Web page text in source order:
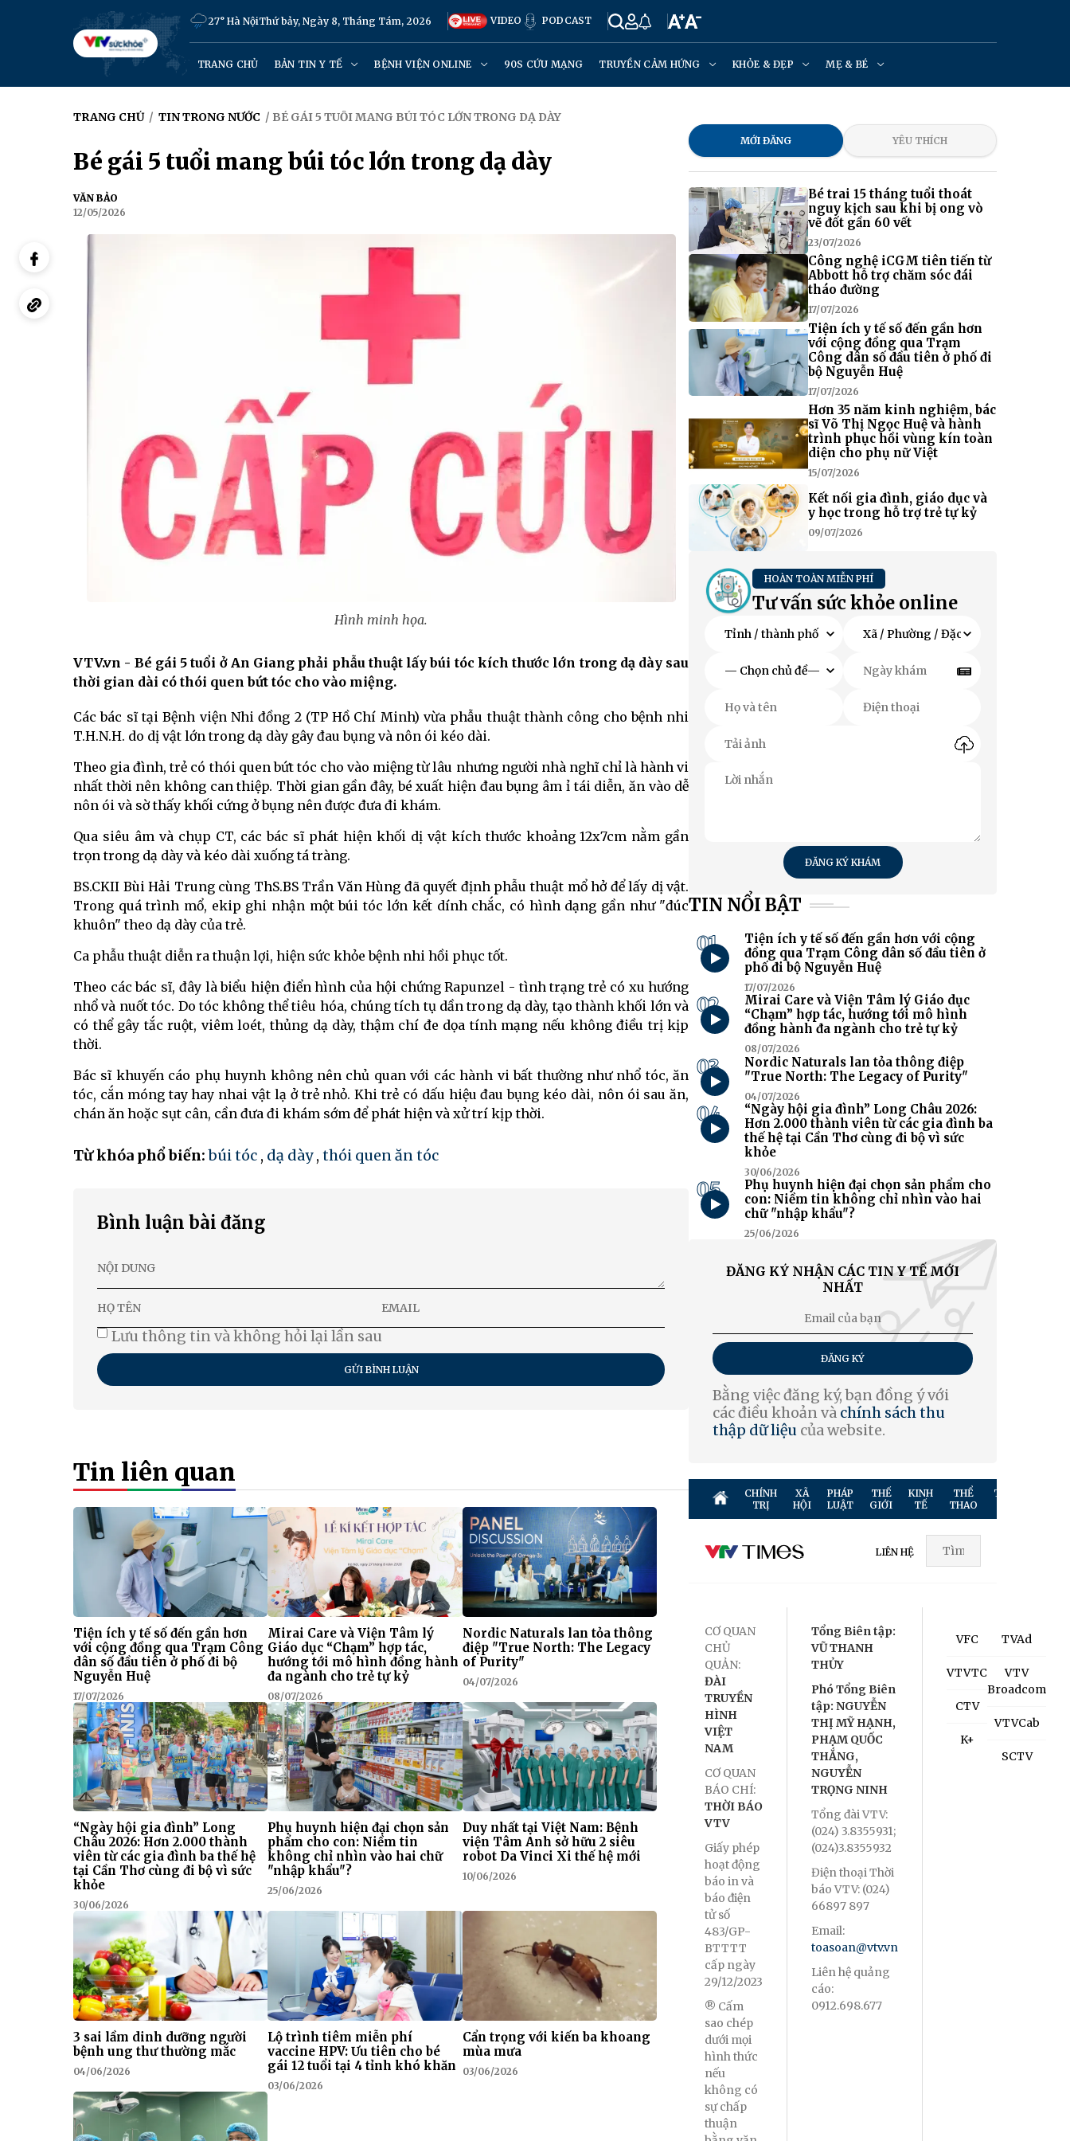
27° Hà NộiThứ bảy, Ngày 8, Tháng Tám, 2026 VIDEO PODCAST
TRANG CHỦ BẢN TIN Y TẾ BỆNH VIỆN ONLINE 90S CỨU MẠNG TRUYỀN CẢM HỨNG KHỎE & ĐẸP MẸ & BÉ
TRANG CHỦ / TIN TRONG NƯỚC / BÉ GÁI 5 TUỔI MANG BÚI TÓC LỚN TRONG DẠ DÀY
Bé gái 5 tuổi mang búi tóc lớn trong dạ dày
VĂN BẢO
12/05/2026
Hình minh họa.
VTV.vn - Bé gái 5 tuổi ở An Giang phải phẫu thuật lấy búi tóc kích thước lớn trong dạ dày sau
thời gian dài có thói quen bứt tóc cho vào miệng.
Các bác sĩ tại Bệnh viện Nhi đồng 2 (TP Hồ Chí Minh) vừa phẫu thuật thành công cho bệnh nhi
T.H.N.H. do dị vật lớn trong dạ dày gây đau bụng và nôn ói kéo dài.
Theo gia đình, trẻ có thói quen bứt tóc cho vào miệng từ lâu nhưng người nhà nghĩ chỉ là hành vi
nhất thời nên không can thiệp. Thời gian gần đây, bé xuất hiện đau bụng âm ỉ tái diễn, ăn vào dễ
nôn ói và sờ thấy khối cứng ở bụng nên được đưa đi khám.
Qua siêu âm và chụp CT, các bác sĩ phát hiện khối dị vật kích thước khoảng 12x7cm nằm gần
trọn trong dạ dày và kéo dài xuống tá tràng.
BS.CKII Bùi Hải Trung cùng ThS.BS Trần Văn Hùng đã quyết định phẫu thuật mổ hở để lấy dị vật.
Trong quá trình mổ, ekip ghi nhận một búi tóc lớn kết dính chắc, có hình dạng gần như "đúc
khuôn" theo dạ dày của trẻ.
Ca phẫu thuật diễn ra thuận lợi, hiện sức khỏe bệnh nhi hồi phục tốt.
Theo các bác sĩ, đây là biểu hiện điển hình của hội chứng Rapunzel - tình trạng trẻ có xu hướng
nhổ và nuốt tóc. Do tóc không thể tiêu hóa, chúng tích tụ dần trong dạ dày, tạo thành khối lớn và
có thể gây tắc ruột, viêm loét, thủng dạ dày, thậm chí đe dọa tính mạng nếu không điều trị kịp
thời.
Bác sĩ khuyến cáo phụ huynh không nên chủ quan với các hành vi bất thường như nhổ tóc, ăn
tóc, cắn móng tay hay nhai vật lạ ở trẻ nhỏ. Khi trẻ có dấu hiệu đau bụng kéo dài, nôn ói sau ăn,
chán ăn hoặc sụt cân, cần đưa đi khám sớm để phát hiện và xử trí kịp thời.
Từ khóa phổ biến:búi tóc , dạ dày, thói quen ăn tóc
Bình luận bài đăng
Lưu thông tin và không hỏi lại lần sau
GỬI BÌNH LUẬN
Tin liên quan
Tiện ích y tế số đến gần hơn
với cộng đồng qua Trạm Công
dân số đầu tiên ở phố đi bộ
Nguyễn Huệ
17/07/2026
Mirai Care và Viện Tâm lý
Giáo dục “Chạm” hợp tác,
hướng tới mô hình đồng hành
đa ngành cho trẻ tự kỷ
08/07/2026
Nordic Naturals lan tỏa thông
điệp "True North: The Legacy
of Purity"
04/07/2026
“Ngày hội gia đình” Long
Châu 2026: Hơn 2.000 thành
viên từ các gia đình ba thế hệ
tại Cần Thơ cùng đi bộ vì sức
khỏe
30/06/2026
Phụ huynh hiện đại chọn sản
phẩm cho con: Niềm tin
không chỉ nhìn vào hai chữ
"nhập khẩu"?
25/06/2026
Duy nhất tại Việt Nam: Bệnh
viện Tâm Anh sở hữu 2 siêu
robot Da Vinci Xi thế hệ mới
10/06/2026
3 sai lầm dinh dưỡng người
bệnh ung thư thường mắc
04/06/2026
Lộ trình tiêm miễn phí
vaccine HPV: Ưu tiên cho bé
gái 12 tuổi tại 4 tỉnh khó khăn
03/06/2026
Cẩn trọng với kiến ba khoang
mùa mưa
03/06/2026
MỚI ĐĂNG YÊU THÍCH
Bé trai 15 tháng tuổi thoát
nguy kịch sau khi bị ong vò
vẽ đốt gần 60 vết
23/07/2026
Công nghệ iCGM tiên tiến từ
Abbott hỗ trợ chăm sóc đái
tháo đường
17/07/2026
Tiện ích y tế số đến gần hơn
với cộng đồng qua Trạm
Công dân số đầu tiên ở phố đi
bộ Nguyễn Huệ
17/07/2026
Hơn 35 năm kinh nghiệm, bác
sĩ Võ Thị Ngọc Huệ và hành
trình phục hồi vùng kín toàn
diện cho phụ nữ Việt
15/07/2026
Kết nối gia đình, giáo dục và
y học trong hỗ trợ trẻ tự kỷ
09/07/2026
HOÀN TOÀN MIỄN PHÍ
Tư vấn sức khỏe online
ĐĂNG KÝ KHÁM
TIN NỔI BẬT
01
Tiện ích y tế số đến gần hơn với cộng
đồng qua Trạm Công dân số đầu tiên ở
phố đi bộ Nguyễn Huệ
17/07/2026
02
Mirai Care và Viện Tâm lý Giáo dục
“Chạm” hợp tác, hướng tới mô hình
đồng hành đa ngành cho trẻ tự kỷ
08/07/2026
03
Nordic Naturals lan tỏa thông điệp
"True North: The Legacy of Purity"
04/07/2026
04
“Ngày hội gia đình” Long Châu 2026:
Hơn 2.000 thành viên từ các gia đình ba
thế hệ tại Cần Thơ cùng đi bộ vì sức
khỏe
30/06/2026
05
Phụ huynh hiện đại chọn sản phẩm cho
con: Niềm tin không chỉ nhìn vào hai
chữ "nhập khẩu"?
25/06/2026
ĐĂNG KÝ NHẬN CÁC TIN Y TẾ MỚI
NHẤT
ĐĂNG KÝ
Bằng việc đăng ký, bạn đồng ý với
các điều khoản và chính sách thu
thập dữ liệu của website.
CHÍNH
TRỊ
XÃ
HỘI
PHÁP
LUẬT
THẾ
GIỚI
KINH
TẾ
THỂ
THAO
TRUYỀN
LIÊN HỆ
CƠ QUAN
CHỦ
QUẢN:
ĐÀI
TRUYỀN
HÌNH
VIỆT
NAM
CƠ QUAN
BÁO CHÍ:
THỜI BÁO
VTV
Giấy phép
hoạt động
báo in và
báo điện
tử số
483/GP-
BTTTT
cấp ngày
29/12/2023
® Cấm
sao chép
dưới mọi
hình thức
nếu
không có
sự chấp
thuận
Tổng Biên tập:
VŨ THANH
THỦY
Phó Tổng Biên
tập: NGUYỄN
THỊ MỸ HẠNH,
PHẠM QUỐC
THẮNG,
NGUYỄN
TRỌNG NINH
Tổng đài VTV:
(024) 3.8355931;
(024)3.8355932
Điện thoại Thời
báo VTV: (024)
66897 897
Email:
toasoan@vtv.vn
Liên hệ quảng
cáo:
0912.698.677
VFC
VTVTC
CTV
K+
TVAd
VTV
Broadcom
VTVCab
SCTV